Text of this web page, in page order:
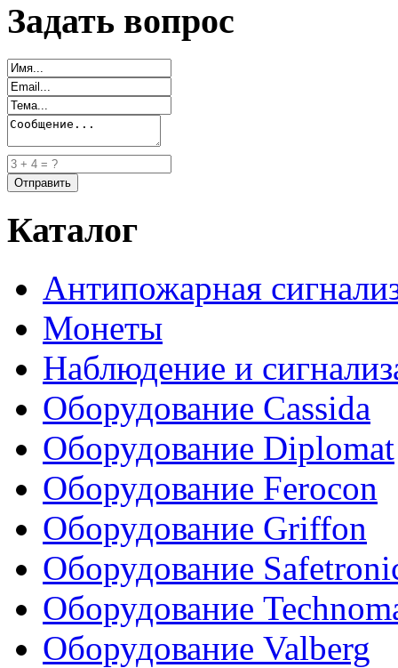
Задать вопрос
Каталог
Антипожарная
Монеты
Наблюдение и
Оборудование Cassida
Оборудование Diplomat
Оборудование Ferocon
Оборудование Griffon
Оборудование
Оборудование
Оборудование Valberg